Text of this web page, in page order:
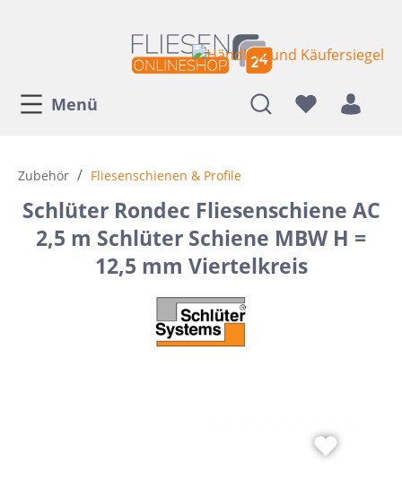
Menü
Zubehör / Fliesenschienen & Profile
Schlüter Rondec Fliesenschiene AC
2,5 m Schlüter Schiene MBW H =
12,5 mm Viertelkreis